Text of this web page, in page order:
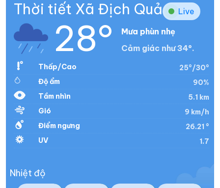
Thời tiết Xã Địch Quả Live
28°
Mưa phùn nhẹ
Cảm giác như 34°.
Thấp/Cao
25°/30°
Độ ẩm
90%
Tầm nhìn
5.1 km
Gió
9 km/h
Điểm ngưng
26.21 °
UV
1.7
Nhiệt độ